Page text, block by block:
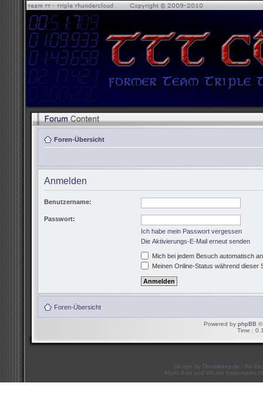
Foren-Übersicht
Anmelden
Benutzername:
Passwort:
Ich habe mein Passwort vergessen
Die Aktivierungs-E-Mail erneut senden
Mich bei jedem Besuch automatisch
Meinen Online-Status während dieser
Foren-Übersicht
Powered by phpBB ©
Time :
Design by Doublekey.de - Re-
Mario Kart and Wii are trademarks